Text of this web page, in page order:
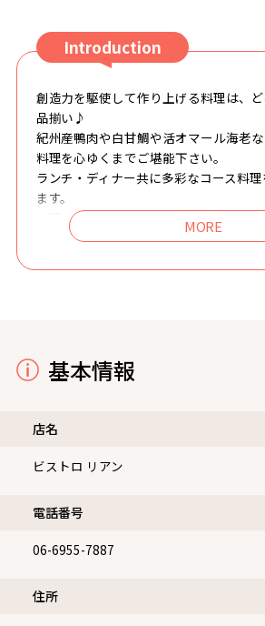
Introduction
創造力を駆使して作り上げる料理は、
品揃い♪
紀州産鴨肉や白甘鯛や活オマール海老
料理を心ゆくまでご堪能下さい。
ランチ・ディナー共に多彩なコース料
ます。
料理やチーズにあうフランスワイン・
入れておりますので、 ご来店の度に新
貸切もぜひご相談ください。
基本情報
店名
ビストロ リアン
電話番号
06-6955-7887
住所